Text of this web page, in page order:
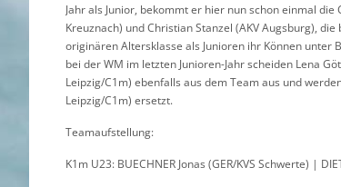
Jahr als Junior, bekommt er hier nun schon einmal
Kreuznach) und Christian Stanzel (AKV Augsburg),
originären Altersklasse als Junioren ihr Können unter
bei der WM im letzten Junioren-Jahr scheiden Lena
Leipzig/C1m) ebenfalls aus dem Team aus und
Leipzig/C1m) ersetzt.
Teamaufstellung:
K1m U23: BUECHNER Jonas (GER/KVS Schwerte) |